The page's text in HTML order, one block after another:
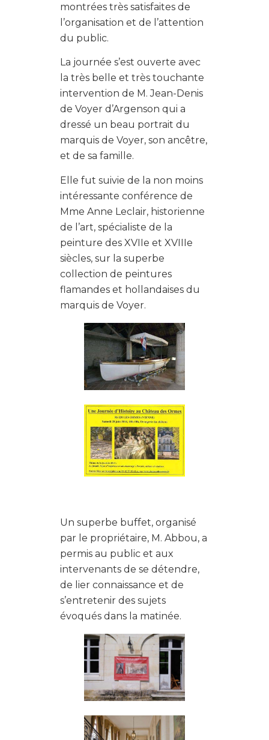
montrées très satisfaites de
l’organisation et de l’attention
du public.
La journée s’est ouverte avec
la très belle et très touchante
intervention de M. Jean-Denis
de Voyer d’Argenson qui a
dressé un beau portrait du
marquis de Voyer, son ancêtre,
et de sa famille.
Elle fut suivie de la non moins
intéressante conférence de
Mme Anne Leclair, historienne
de l’art, spécialiste de la
peinture des XVIIe et XVIIIe
siècles, sur la superbe
collection de peintures
flamandes et hollandaises du
marquis de Voyer.
Un superbe buffet, organisé
par le propriétaire, M. Abbou, a
permis au public et aux
intervenants de se détendre,
de lier connaissance et de
s’entretenir des sujets
évoqués dans la matinée.